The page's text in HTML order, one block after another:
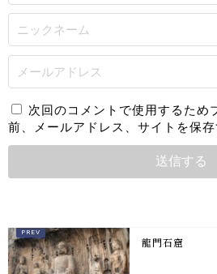
次回のコメントで使用するため
前、メールアドレス、サイトを保存
龍門石窟